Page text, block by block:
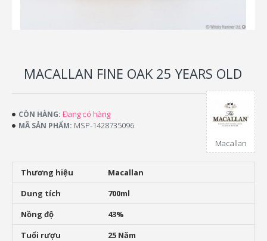
MACALLAN FINE OAK 25 YEARS OLD
Thương hiệu
Macallan
Dung tích
700ml
Nồng độ
43%
Tuổi rượu
25 Năm
CÒN HÀNG: Đang có hàng
MÃ SẢN PHẨM: MSP-1428735096
Macallan